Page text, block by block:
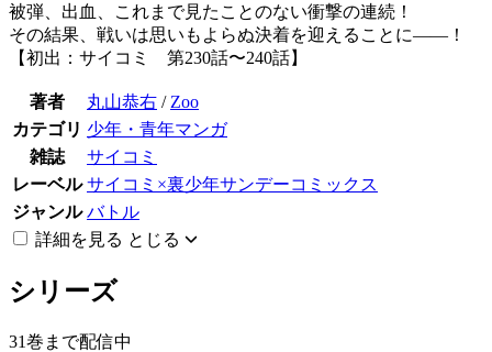
被弾、出血、これまで見たことのない衝撃の連続！
その結果、戦いは思いもよらぬ決着を迎えることに――！
【初出：サイコミ 第230話〜240話】
著者 丸山恭右 / Zoo
カテゴリ 少年・青年マンガ
雑誌
サイコミ
レーベル サイコミ×裏少年サンデーコミックス
ジャンル バトル
詳細を見る とじる
シリーズ
31巻まで配信中